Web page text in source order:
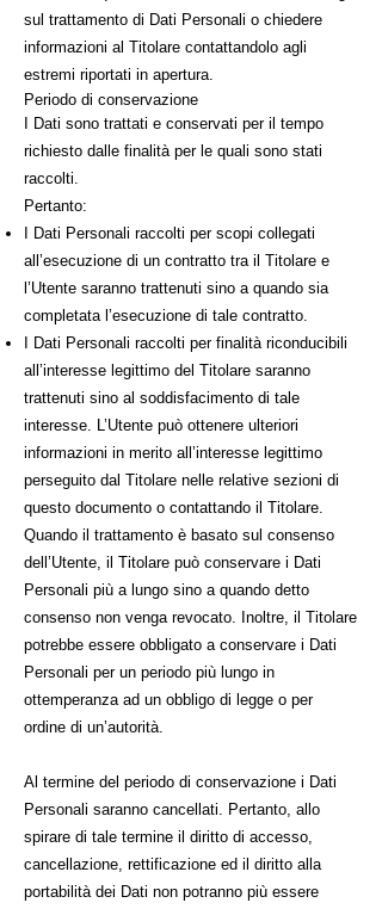
sul trattamento di Dati Personali o chiedere
informazioni al Titolare contattandolo agli
estremi riportati in apertura.
Periodo di conservazione
I Dati sono trattati e conservati per il tempo
richiesto dalle finalità per le quali sono stati
raccolti.
Pertanto:
I Dati Personali raccolti per scopi collegati
all’esecuzione di un contratto tra il Titolare e
l’Utente saranno trattenuti sino a quando sia
completata l’esecuzione di tale contratto.
I Dati Personali raccolti per finalità riconducibili
all’interesse legittimo del Titolare saranno
trattenuti sino al soddisfacimento di tale
interesse. L’Utente può ottenere ulteriori
informazioni in merito all’interesse legittimo
perseguito dal Titolare nelle relative sezioni di
questo documento o contattando il Titolare.
Quando il trattamento è basato sul consenso
dell’Utente, il Titolare può conservare i Dati
Personali più a lungo sino a quando detto
consenso non venga revocato. Inoltre, il Titolare
potrebbe essere obbligato a conservare i Dati
Personali per un periodo più lungo in
ottemperanza ad un obbligo di legge o per
ordine di un’autorità.
Al termine del periodo di conservazione i Dati
Personali saranno cancellati. Pertanto, allo
spirare di tale termine il diritto di accesso,
cancellazione, rettificazione ed il diritto alla
portabilità dei Dati non potranno più essere